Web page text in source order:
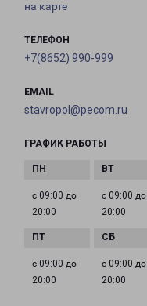
на карте
ТЕЛЕФОН
+7(8652) 990-999
EMAIL
stavropol@pecom.ru
ГРАФИК РАБОТЫ
с 09:00 до
20:00
с 09:00 до
20:00
с 09:00 до
20:00
с 09:00 до
20:00